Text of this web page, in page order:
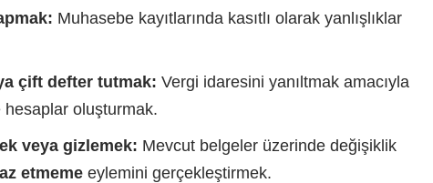
Muhasebe kayıtlarında kasıtlı olarak yanlışlıklar
çift defter tutmak: Vergi idaresini yanıltmak amacıyla
oluşturmak.
veya gizlemek: Mevcut belgeler üzerinde değişiklik
etmeme eylemini gerçekleştirmek.